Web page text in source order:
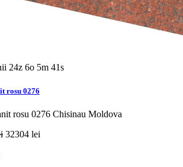
24z 6o 5m 39s
rosu 0276
rosu 0276 Chisinau Moldova
32304 lei